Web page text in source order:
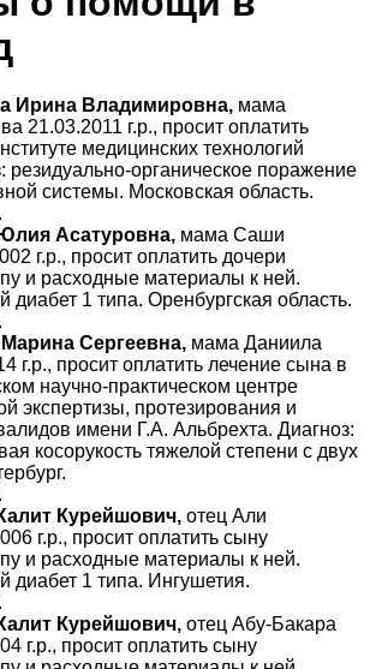
Ирина Владимировна, мама
21.03.2011 г.р., просит оплатить
медицинских технологий
резидуально-органическое поражение
системы. Московская область.
Асатуровна, мама Саши
г.р., просит оплатить дочери
и расходные материалы к ней.
диабет 1 типа. Оренбургская область.
Сергеевна, мама Даниила
г.р., просит оплатить лечение сына в
научно-практическом центре
экспертизы, протезирования и
имени Г.А. Альбрехта. Диагноз:
косорукость тяжелой степени с двух
Курейшович, отец Али
г.р., просит оплатить сыну
и расходные материалы к ней.
диабет 1 типа. Ингушетия.
Курейшович, отец Абу-Бакара
г.р., просит оплатить сыну